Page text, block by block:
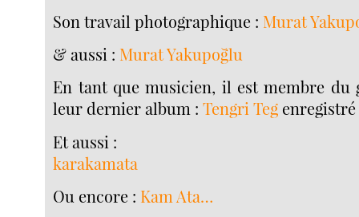
Son travail photographique : Murat
& aussi : Murat Yakupoğlu
En tant que musicien, il est membre du
leur dernier album :Tengri Teg enregistré
Et aussi :
karakamata
Ou encore : Kam Ata…